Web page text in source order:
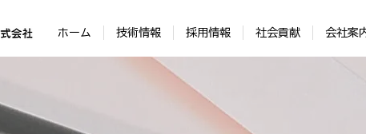
ホーム 技術情報 採用情報 社会貢献 会社案